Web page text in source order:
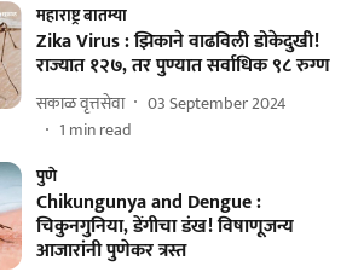
महाराष्ट्र बातम्या
Zika Virus : झिकाने वाढविली डोकेदुखी!
राज्यात १२७, तर पुण्यात सर्वाधिक ९८ रुग्ण
सकाळ वृत्तसेवा
03 September 2024
1 min read
पुणे
Chikungunya and Dengue :
चिकुनगुनिया, डेंगीचा डंख! विषाणूजन्य
आजारांनी पुणेकर त्रस्त